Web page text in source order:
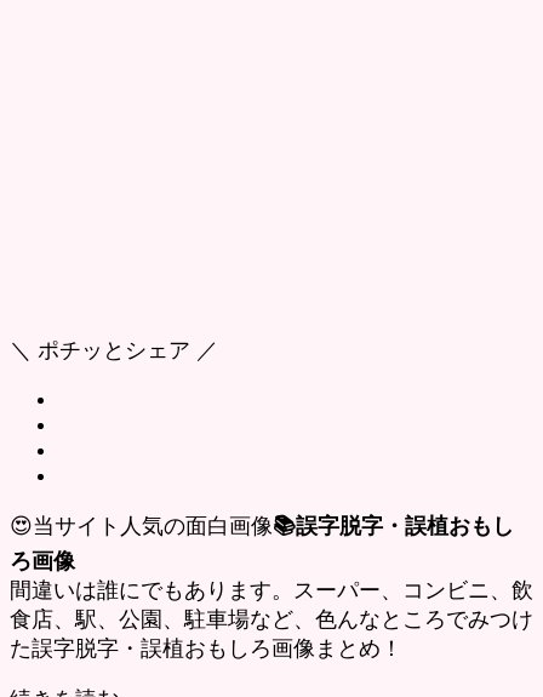
＼ ポチッとシェア ／
😍当サイト人気の面白画像📚誤字脱字・誤植おもし
ろ画像
間違いは誰にでもあります。スーパー、コンビニ、飲
食店、駅、公園、駐車場など、色んなところでみつけ
た誤字脱字・誤植おもしろ画像まとめ！